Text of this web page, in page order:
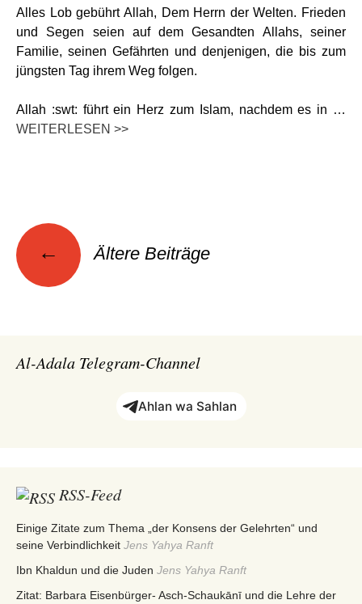
Alles Lob gebührt Allah, Dem Herrn der Welten. Frieden
und Segen seien auf dem Gesandten Allahs, seiner
Familie, seinen Gefährten und denjenigen, die bis zum
jüngsten Tag ihrem Weg folgen.
Allah :swt: führt ein Herz zum Islam, nachdem es in …
WEITERLESEN >>
Beitragsnavigation
← Ältere Beiträge
Al-Adala Telegram-Channel
Ahlan wa Sahlan
RSS-Feed
Einige Zitate zum Thema „der Konsens der Gelehrten“ und
seine Verbindlichkeit Jens Yahya Ranft
Ibn Khaldun und die Juden Jens Yahya Ranft
Zitat: Barbara Eisenbürger- Asch-Schaukānī und die Lehre der